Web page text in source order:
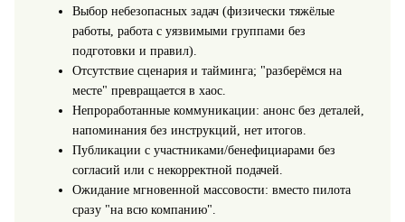
Выбор небезопасных задач (физически тяжёлые
работы, работа с уязвимыми группами без
подготовки и правил).
Отсутствие сценария и тайминга; "разберёмся на
месте" превращается в хаос.
Непроработанные коммуникации: анонс без деталей,
напоминания без инструкций, нет итогов.
Публикации с участниками/бенефициарами без
согласий или с некорректной подачей.
Ожидание мгновенной массовости: вместо пилота
сразу "на всю компанию".